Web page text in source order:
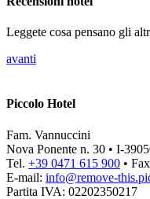
Leggete cosa pensano gli
avanti
Piccolo Hotel
Fam. Vannuccini
Nova Ponente n. 30 • I-
Tel. +39 0471 615 900 •
E-mail: info@remove-this.
Partita IVA: 02202350217